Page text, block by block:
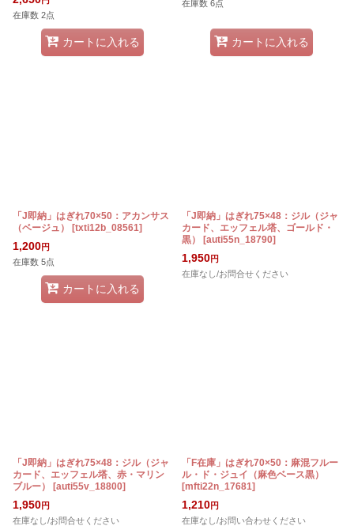
在庫数 2点
カートに入れる
在庫数 6点
カートに入れる
「J即納」はぎれ70×50：アカンサス
（ベージュ）
[txti12b_08561]
1,200円
在庫数 5点
カートに入れる
「J即納」はぎれ75×48：ジル（ジャ
カード、エッフェル塔、ゴールド・
黒）
[auti55n_18790]
1,950円
在庫なし/お問合せください
「J即納」はぎれ75×48：ジル（ジャ
カード、エッフェル塔、赤・マリン
ブルー）
[auti55v_18800]
1,950円
在庫なし/お問合せください
「F在庫」はぎれ70×50：麻混フルー
ル・ド・ジュイ（麻色ベース黒）
[mfti22n_17681]
1,210円
在庫なし/お問い合わせください